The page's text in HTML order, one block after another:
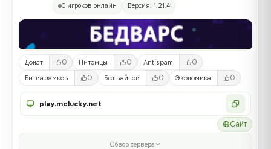
0 игроков онлайн Версия: 1.21.4
Донат 0 Питомцы 0 Antispam 0
Битва замков 0 Без вайпов 0 Экономика 0
play.mclucky.net
Сайт
Обзор сервера